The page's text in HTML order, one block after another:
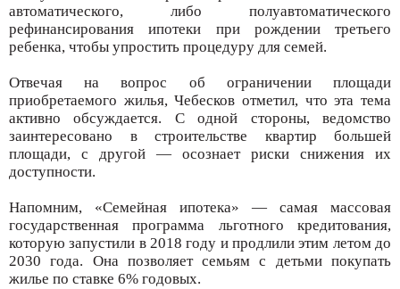
автоматического, либо полуавтоматического
рефинансирования ипотеки при рождении третьего
ребенка, чтобы упростить процедуру для семей.
Отвечая на вопрос об ограничении площади
приобретаемого жилья, Чебесков отметил, что эта тема
активно обсуждается. С одной стороны, ведомство
заинтересовано в строительстве квартир большей
площади, с другой — осознает риски снижения их
доступности.
Напомним, «Семейная ипотека» — самая массовая
государственная программа льготного кредитования,
которую запустили в 2018 году и продлили этим летом до
2030 года. Она позволяет семьям с детьми покупать
жилье по ставке 6% годовых.